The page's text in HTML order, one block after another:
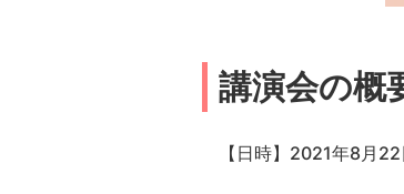
講演会の概
【日時】2021年8月